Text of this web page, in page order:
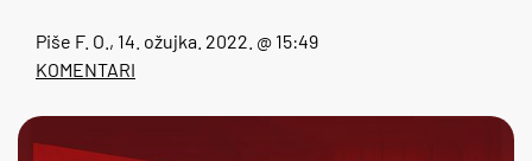
Piše F. O. , 14. ožujka. 2022. @ 15:49
KOMENTARI